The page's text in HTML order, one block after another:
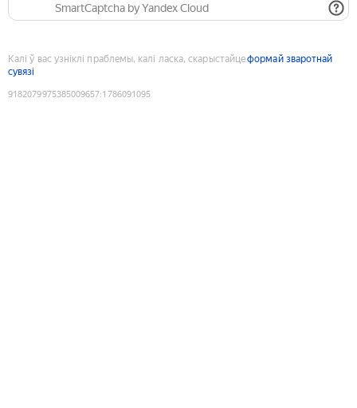
SmartCaptcha by Yandex Cloud
Калі ў вас узніклі праблемы, калі ласка, скарыстайцеформай зваротнай
сувязі
9182079975385009657:1786091095